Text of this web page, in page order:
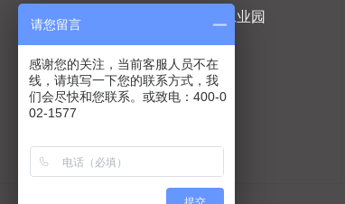
地址：山东省潍坊市坊子区民营工业园
请您留言
感谢您的关注，当前客服人员不在
线，请填写一下您的联系方式，我
们会尽快和您联系。或致电：400-0
02-1577